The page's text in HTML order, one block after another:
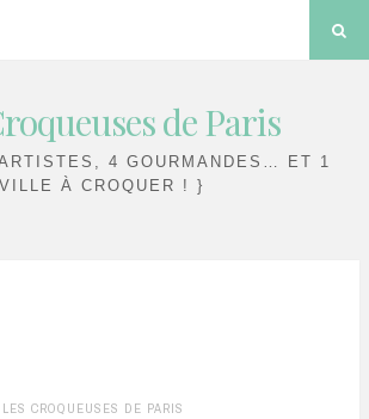
de Paris
4 GOURMANDES… ET 1
VILLE À CROQUER ! }
LES CROQUEUSES DE PARIS